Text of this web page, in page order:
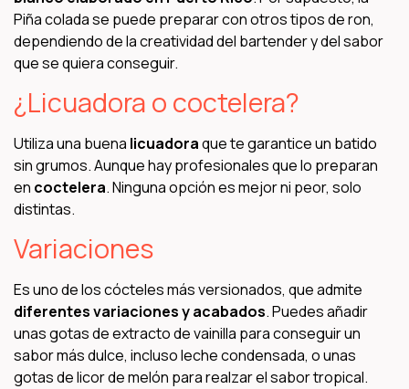
Piña colada se puede preparar con otros tipos de ron,
dependiendo de la creatividad del bartender y del sabor
que se quiera conseguir.
¿Licuadora o coctelera?
Utiliza una buena licuadoraque te garantice un batido
sin grumos. Aunque hay profesionales que lo preparan
en coctelera. Ninguna opción es mejor ni peor, solo
distintas.
Variaciones
Es uno de los cócteles más versionados, que admite
diferentes variaciones y acabados. Puedes añadir
unas gotas de extracto de vainilla para conseguir un
sabor más dulce, incluso leche condensada, o unas
gotas de licor de melón para realzar el sabor tropical.